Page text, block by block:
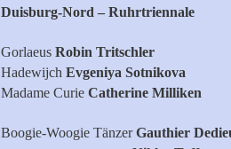
Duisburg-Nord – Ruhrtriennale
Gorlaeus Robin Tritschler
Hadewijch Evgeniya Sotnikova
Madame Curie Catherine Milliken
Boogie-Woogie TänzerGauthier